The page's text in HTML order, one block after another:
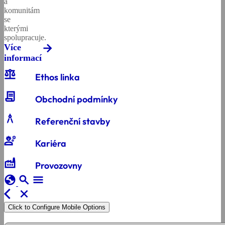
komunitám
se
kterými
spolupracuje.
Více
informací
balance Ethos linka
contract Obchodní podmínky
architecture Referenční stavby
engineering Kariéra
factory Provozovny
globe search menu
arrow_back_ios
close
Click to Configure Mobile Options